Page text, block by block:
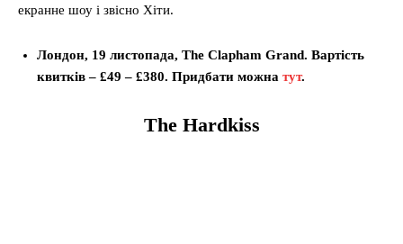
екранне шоу і звісно Хіти.
Лондон, 19 листопада, The Clapham Grand. Вартість
квитків – £49 – £380. Придбати можна тут.
The Hardkiss